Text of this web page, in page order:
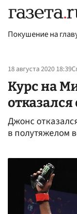
Покушение на
18 августа 2020 18:39
Курс на
отказался
Джонс
в полутяжелом